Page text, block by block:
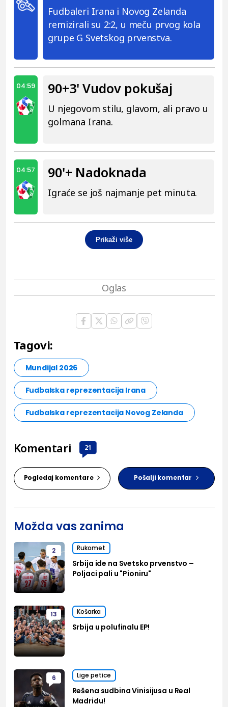
Fudbaleri Irana i Novog Zelanda
remizirali su 2:2, u meču prvog kola
grupe G Svetskog prvenstva.
04:59 90+3' Vudov pokušaj
U njegovom stilu, glavom, ali pravo u
golmana Irana.
04:57 90'+ Nadoknada
Igraće se još najmanje pet minuta.
Prikaži više
Tagovi:
Mundijal 2026
Fudbalska reprezentacija Irana
Fudbalska reprezentacija Novog Zelanda
Komentari 21
Pogledaj komentare Pošalji komentar
Možda vas zanima
2 Rukomet
Srbija ide na Svetsko prvenstvo –
Poljaci pali u "Pioniru"
13 Košarka
Srbija u polufinalu EP!
6 Lige petice
Rešena sudbina Vinisijusa u Real
Madridu!